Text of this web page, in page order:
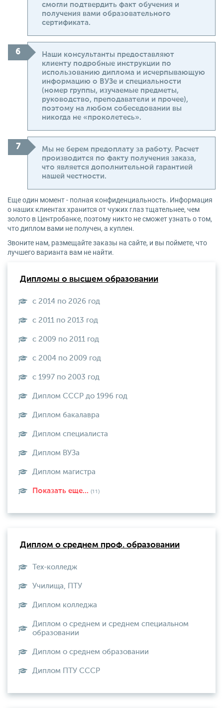
смогли подтвердить факт обучения и
получения вами образовательного
сертификата.
Наши консультанты предоставляют
клиенту подробные инструкции по
использованию диплома и исчерпывающую
информацию о ВУЗе и специальности
(номер группы, изучаемые предметы,
руководство, преподаватели и прочее),
поэтому на любом собеседовании вы
никогда не «проколетесь».
Мы не берем предоплату за работу. Расчет
производится по факту получения заказа,
что является дополнительной гарантией
нашей честности.
Еще один момент - полная конфиденциальность. Информация
о наших клиентах хранится от чужих глаз тщательнее, чем
золото в Центробанке, поэтому никто не сможет узнать о том,
что диплом вами не получен, а куплен.
Звоните нам, размещайте заказы на сайте, и вы поймете, что
лучшего варианта вам не найти.
Дипломы о высшем образовании
с 2014 по 2026 год
с 2011 по 2013 год
с 2009 по 2011 год
с 2004 по 2009 год
с 1997 по 2003 год
Диплом СССР до 1996 год
Диплом бакалавра
Диплом специалиста
Диплом ВУЗа
Диплом магистра
Показать еще... (11)
Диплом о среднем проф. образовании
Тех-колледж
Училища, ПТУ
Диплом колледжа
Диплом о среднем и среднем специальном
образовании
Диплом о среднем образовании
Диплом ПТУ СССР